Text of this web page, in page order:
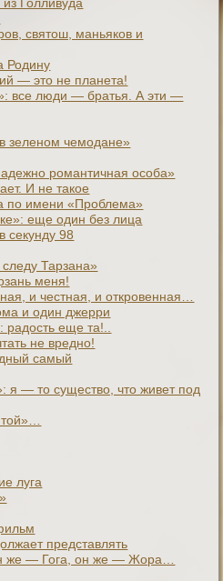
из Голливуда
святош, маньяков и
Родину
— это не планета!
все люди — братья. А эти —
зеленом чемодане»
романтичная особа»
И не такое
по имени «Проблема»
еще один без лица
секунду 98
Тарзана»
меня!
и честная, и откровенная…
и один джерри
радость еще та!..
не вредно!
самый
я — то существо, что живет под
луга
представлять
же — Гога, он же — Жора…